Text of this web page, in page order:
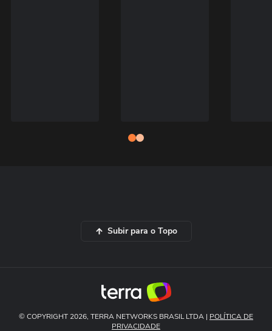
Subir para o Topo
© COPYRIGHT 2026, TERRA NETWORKS BRASIL LTDA | POLÍTICA DE
PRIVACIDADE